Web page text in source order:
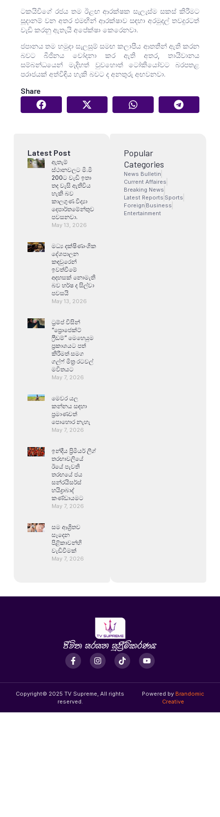
ටකයිචිගේ රජය තම ඊළඟ ආරක්ෂක සැලැස්ම සකස් කිරීමට
සූදානම් වන අතර එමඟින් ආරක්ෂාව සඳහා අරමුදල් තවදුරටත්
වැඩි කරනු ඇතැයි අපේක්ෂා කෙරෙනවා.
ජපානය තම හමුදා සැලසුම් සමඟ කලාපීය ආතතීන් ඇති කරන
බවට බීජිනය චෝදනා කර ඇති අතර, තායිවානය
සම්බන්ධයෙන් මැදිහත් වුවහොත් ටෝකියෝවට බරපතළ
පරාජයක් අත්විඳිය හැකි බවට ද අනතුරු අඟවනවා.
Share
Latest Post
ඇතැම්
ස්ථානවලට මි.මි
200ට වැඩි ඉතා
තද වැසි ඇතිවිය
හැකි බව
කාලගුණ විද්‍යා
දෙපාර්තමේන්තුව
පවසනවා.
May 13, 2026
මධ්‍ය දක්ෂිණාංශික
දේශපාලන
කඳවුරෙන්
ඉවත්වීමේ
අදහසක් නොමැති
බව හර්ෂ ද සිල්වා
පවසයි
May 13, 2026
ට්‍රම්ප් විසින්
“ප්‍රොජෙක්ට්
ෆ්‍රීඩම්” මෙහෙයුම
ප්‍රකාශයට පත්
කිරීමත් සමග
ගල්ෆ් මිත්‍ර රටවල්
මවිතයට
May 7, 2026
මෙවර යල
කන්නය සඳහා
ප්‍රමාණවත්
පොහොර නැහැ
May 7, 2026
ඉන්දීය ප්‍රිමියර් ලීග්
තරඟාවලියේ
ඊයේ පැවති
තරඟයේ ජය
සන්රයිසර්ස්
හයිද්‍රාබාද්
කණ්ඩායමට
May 7, 2026
සම ආශ්‍රිතව
සෑදෙන
පිළිකාවන්හි
වැඩිවීමක්
May 7, 2026
Popular
Categories
News Bulletin
Current Affaires
Breaking News
Latest Reports Sports
Foreign Business
Entertainment
Copyright© 2025 TV Supreme, All rights
reserved.
Powered by Brandomic
Creative